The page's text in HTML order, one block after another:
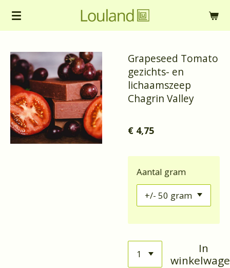
Ga
de
hoofdinhoud
Grapeseed Tomato
gezichts- en
lichaamszeep
Chagrin Valley
€ 4,75
Aantal gram
In